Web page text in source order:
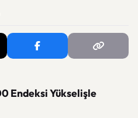
Endeksi Yükselişle